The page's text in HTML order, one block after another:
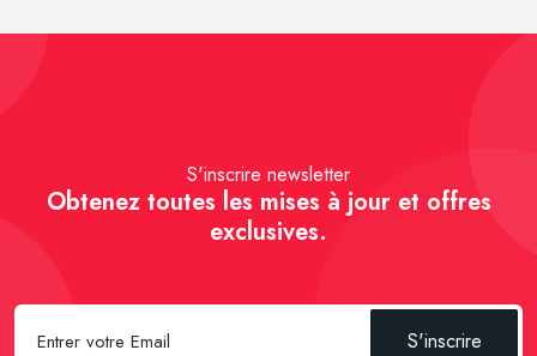
S'inscrire newsletter
Obtenez toutes les mises à jour et offres
exclusives.
S'inscrire